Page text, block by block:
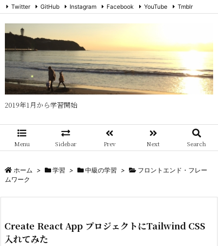
2019年1月から学習開始
Menu Sidebar Prev Next Search
Twitter GitHub Instagram Facebook YouTube
Tmblr
ホーム > 学習 > 中級の学習 >
フロントエンド・フレー
ムワーク
Create React App プロジェクトにTailwind CSS
入れてみた